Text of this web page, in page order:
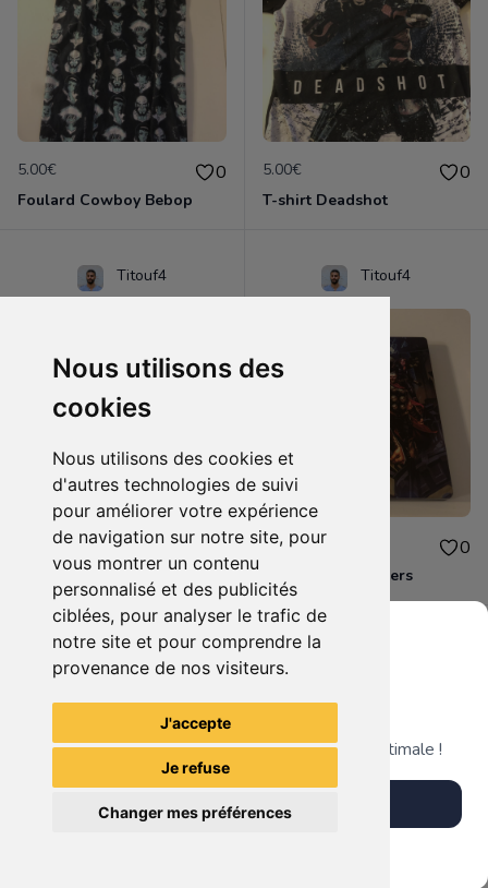
Nous utilisons des
cookies
Nous utilisons des cookies et
d'autres technologies de suivi
pour améliorer votre expérience
de navigation sur notre site, pour
vous montrer un contenu
personnalisé et des publicités
ciblées, pour analyser le trafic de
notre site et pour comprendre la
provenance de nos visiteurs.
J'accepte
Je refuse
Changer mes préférences
5.00€ 0
Foulard Cowboy Bebop
5.00€ 0
T-shirt Deadshot
Titouf4
10.00€ 0
Destiny 2 Xbox one
Titouf4
10.00€ 0
Steelbook Avengers
Voir tous les articles du vendeur
Grenier du Geek
Télécharge notre app pour une expérience optimale !
Télécharger l'app